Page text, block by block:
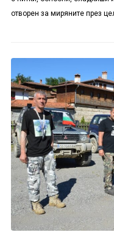
отворен за миряните през